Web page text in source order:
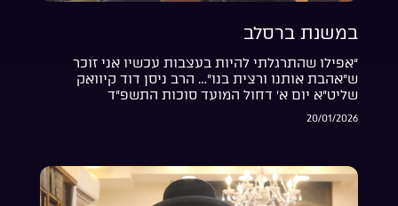
במשנת ברסלב
“אפילו שהתרגלתי להיות בעצבות עכשיו אני זוכר
ש”אהבת אותנו ורצית בנו”… הרב ניסן דוד קיוואק
שליט”א יום א’ דחול המועד סוכות התשפ”ד
20/01/2026